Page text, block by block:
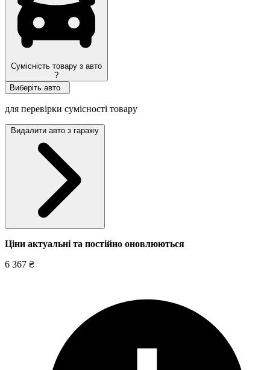
Сумісність товару з авто
?
Виберіть авто
для перевірки сумісності товару
Видалити авто з гаражу
Ціни актуальні та постійно оновлюються
6 367 ₴